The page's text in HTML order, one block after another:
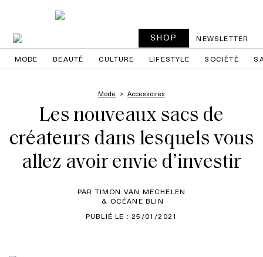
SHOP
NEWSLETTER
MODE
BEAUTÉ CULTURE LIFESTYLE SOCIÉTÉ
Mode Accessoires
Les nouveaux sacs de
créateurs dans lesquels vous
allez avoir envie d’investir
PAR TIMON VAN MECHELEN
& OCÉANE BLIN
PUBLIÉ LE : 25/01/2021